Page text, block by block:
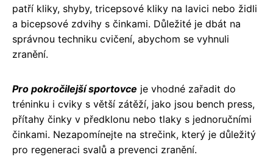
patří kliky, shyby, tricepsové kliky na lavici nebo židli
a bicepsové zdvihy s činkami. Důležité je dbát na
správnou techniku cvičení, abychom se vyhnuli
zranění.
Pro pokročilejší sportovce je vhodné zařadit do
tréninku i cviky s větší zátěží, jako jsou bench press,
přítahy činky v předklonu nebo tlaky s jednoručními
činkami. Nezapomínejte na strečink, který je důležitý
pro regeneraci svalů a prevenci zranění.